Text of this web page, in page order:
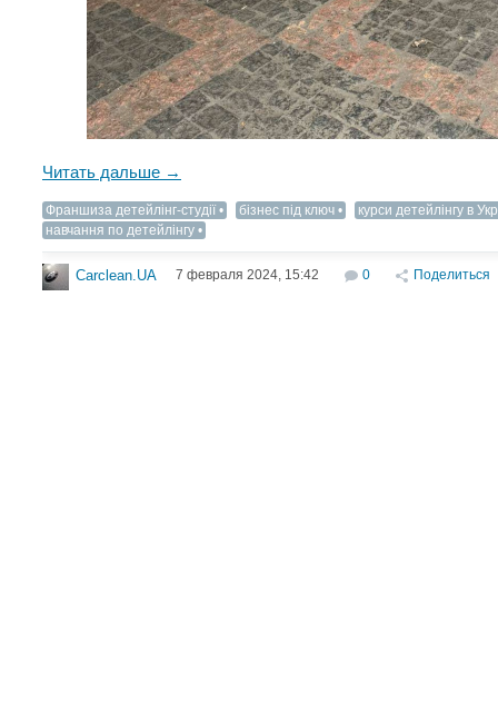
Читать дальше →
Франшиза детейлінг-студії бізнес під ключ
курси детейлінгу в
навчання по детейлінгу
Carclean.UA 7 февраля 2024, 15:42 0 Поделиться